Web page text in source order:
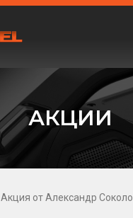
АКЦИИ
Акция от Александр